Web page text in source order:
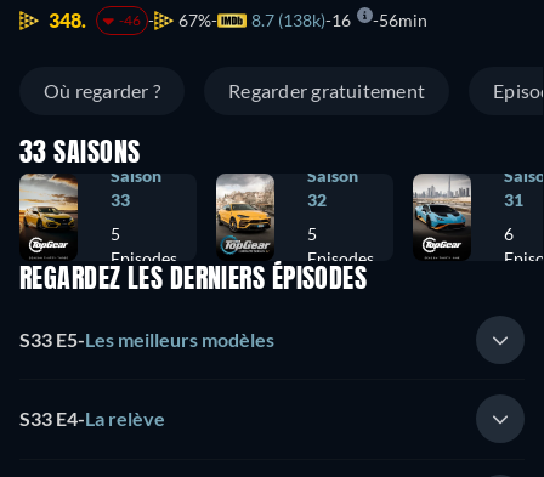
348. -46 67% 8.7 (138k) 16 56min
Où regarder ? Regarder gratuitement
33 SAISONS
Saison
33
5
Episodes
Saison
32
5
Episodes
31
6
REGARDEZ LES DERNIERS ÉPISODES
S33 E5-Les meilleurs modèles
S33 E4-La relève